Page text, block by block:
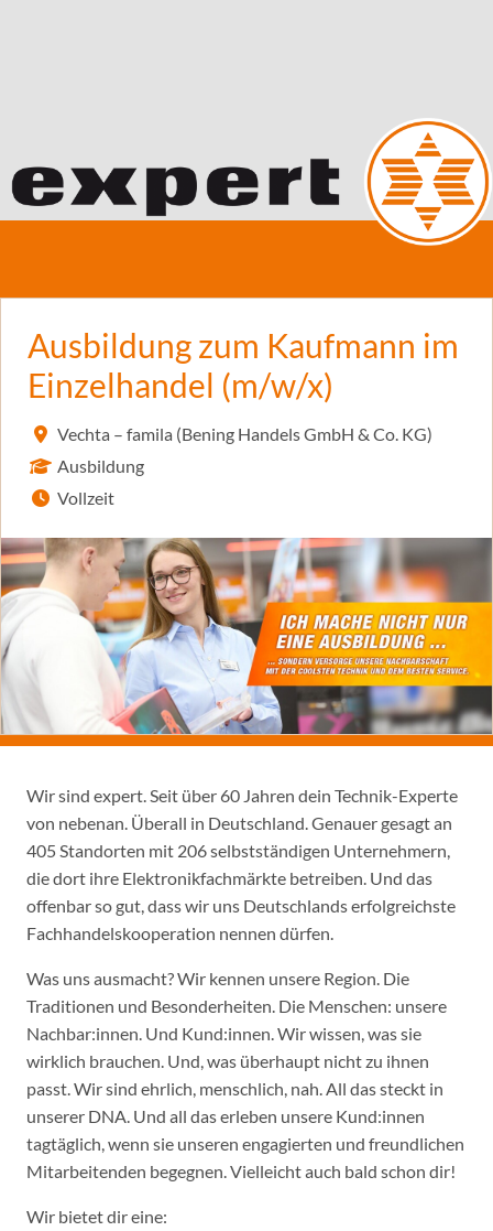
Ausbildung zum Kaufmann im
Einzelhandel (m/w/x)
Vechta – famila (Bening Handels GmbH & Co. KG)
Ausbildung
Vollzeit
Wir sind expert. Seit über 60 Jahren dein Technik-Experte
von nebenan. Überall in Deutschland. Genauer gesagt an
405 Standorten mit 206 selbstständigen Unternehmern,
die dort ihre Elektronikfachmärkte betreiben. Und das
offenbar so gut, dass wir uns Deutschlands erfolgreichste
Fachhandelskooperation nennen dürfen.
Was uns ausmacht? Wir kennen unsere Region. Die
Traditionen und Besonderheiten. Die Menschen: unsere
Nachbar:innen. Und Kund:innen. Wir wissen, was sie
wirklich brauchen. Und, was überhaupt nicht zu ihnen
passt. Wir sind ehrlich, menschlich, nah. All das steckt in
unserer DNA. Und all das erleben unsere Kund:innen
tagtäglich, wenn sie unseren engagierten und freundlichen
Mitarbeitenden begegnen. Vielleicht auch bald schon dir!
Wir bietet dir eine: